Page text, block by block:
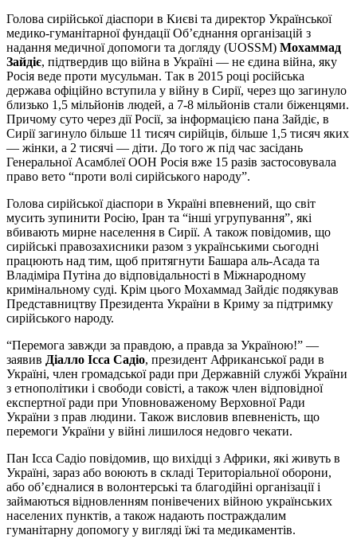
Голова сирійської діаспори в Києві та директор Української
медико-гуманітарної фундації Об’єднання організацій з
надання медичної допомоги та догляду (UOSSM) Мохаммад
Зайдіє, підтвердив що війна в Україні — не єдина війна, яку
Росія веде проти мусульман. Так в 2015 році російська
держава офіційно вступила у війну в Сирії, через що загинуло
близько 1,5 мільйонів людей, а 7-8 мільйонів стали біженцями.
Причому суто через дії Росії, за інформацією пана Зайдіє, в
Сирії загинуло більше 11 тисяч сирійців, більше 1,5 тисяч яких
— жінки, а 2 тисячі — діти. До того ж під час засідань
Генеральної Асамблеї ООН Росія вже 15 разів застосовувала
право вето “проти волі сирійського народу”.
Голова сирійської діаспори в Україні впевнений, що світ
мусить зупинити Росію, Іран та “інші угрупування”, які
вбивають мирне населення в Сирії. А також повідомив, що
сирійські правозахисники разом з українськими сьогодні
працюють над тим, щоб притягнути Башара аль-Асада та
Владіміра Путіна до відповідальності в Міжнародному
кримінальному суді. Крім цього Мохаммад Зайдіє подякував
Представництву Президента України в Криму за підтримку
сирійського народу.
“Перемога завжди за правдою, а правда за Україною!” —
заявив Діалло Ісса Садіо, президент Африканської ради в
Україні, член громадської ради при Державній службі України
з етнополітики і свободи совісті, а також член відповідної
експертної ради при Уповноваженому Верховної Ради
України з прав людини. Також висловив впевненість, що
перемоги України у війні лишилося недовго чекати.
Пан Ісса Садіо повідомив, що вихідці з Африки, які живуть в
Україні, зараз або воюють в складі Територіальної оборони,
або об’єдналися в волонтерські та благодійні організації і
займаються відновленням понівечених війною українських
населених пунктів, а також надають постраждалим
гуманітарну допомогу у вигляді їжі та медикаментів.